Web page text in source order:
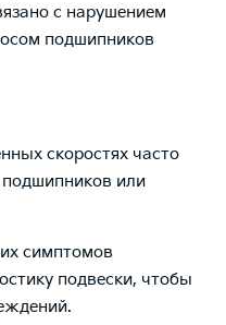
с нарушением
подшипников
скоростях часто
или
симптомов
подвески, чтобы